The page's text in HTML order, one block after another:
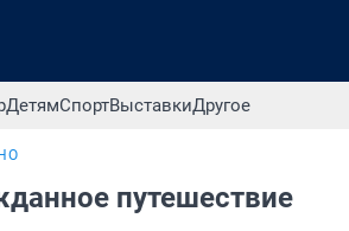
ДетямСпортВыставкиДругое
путешествие